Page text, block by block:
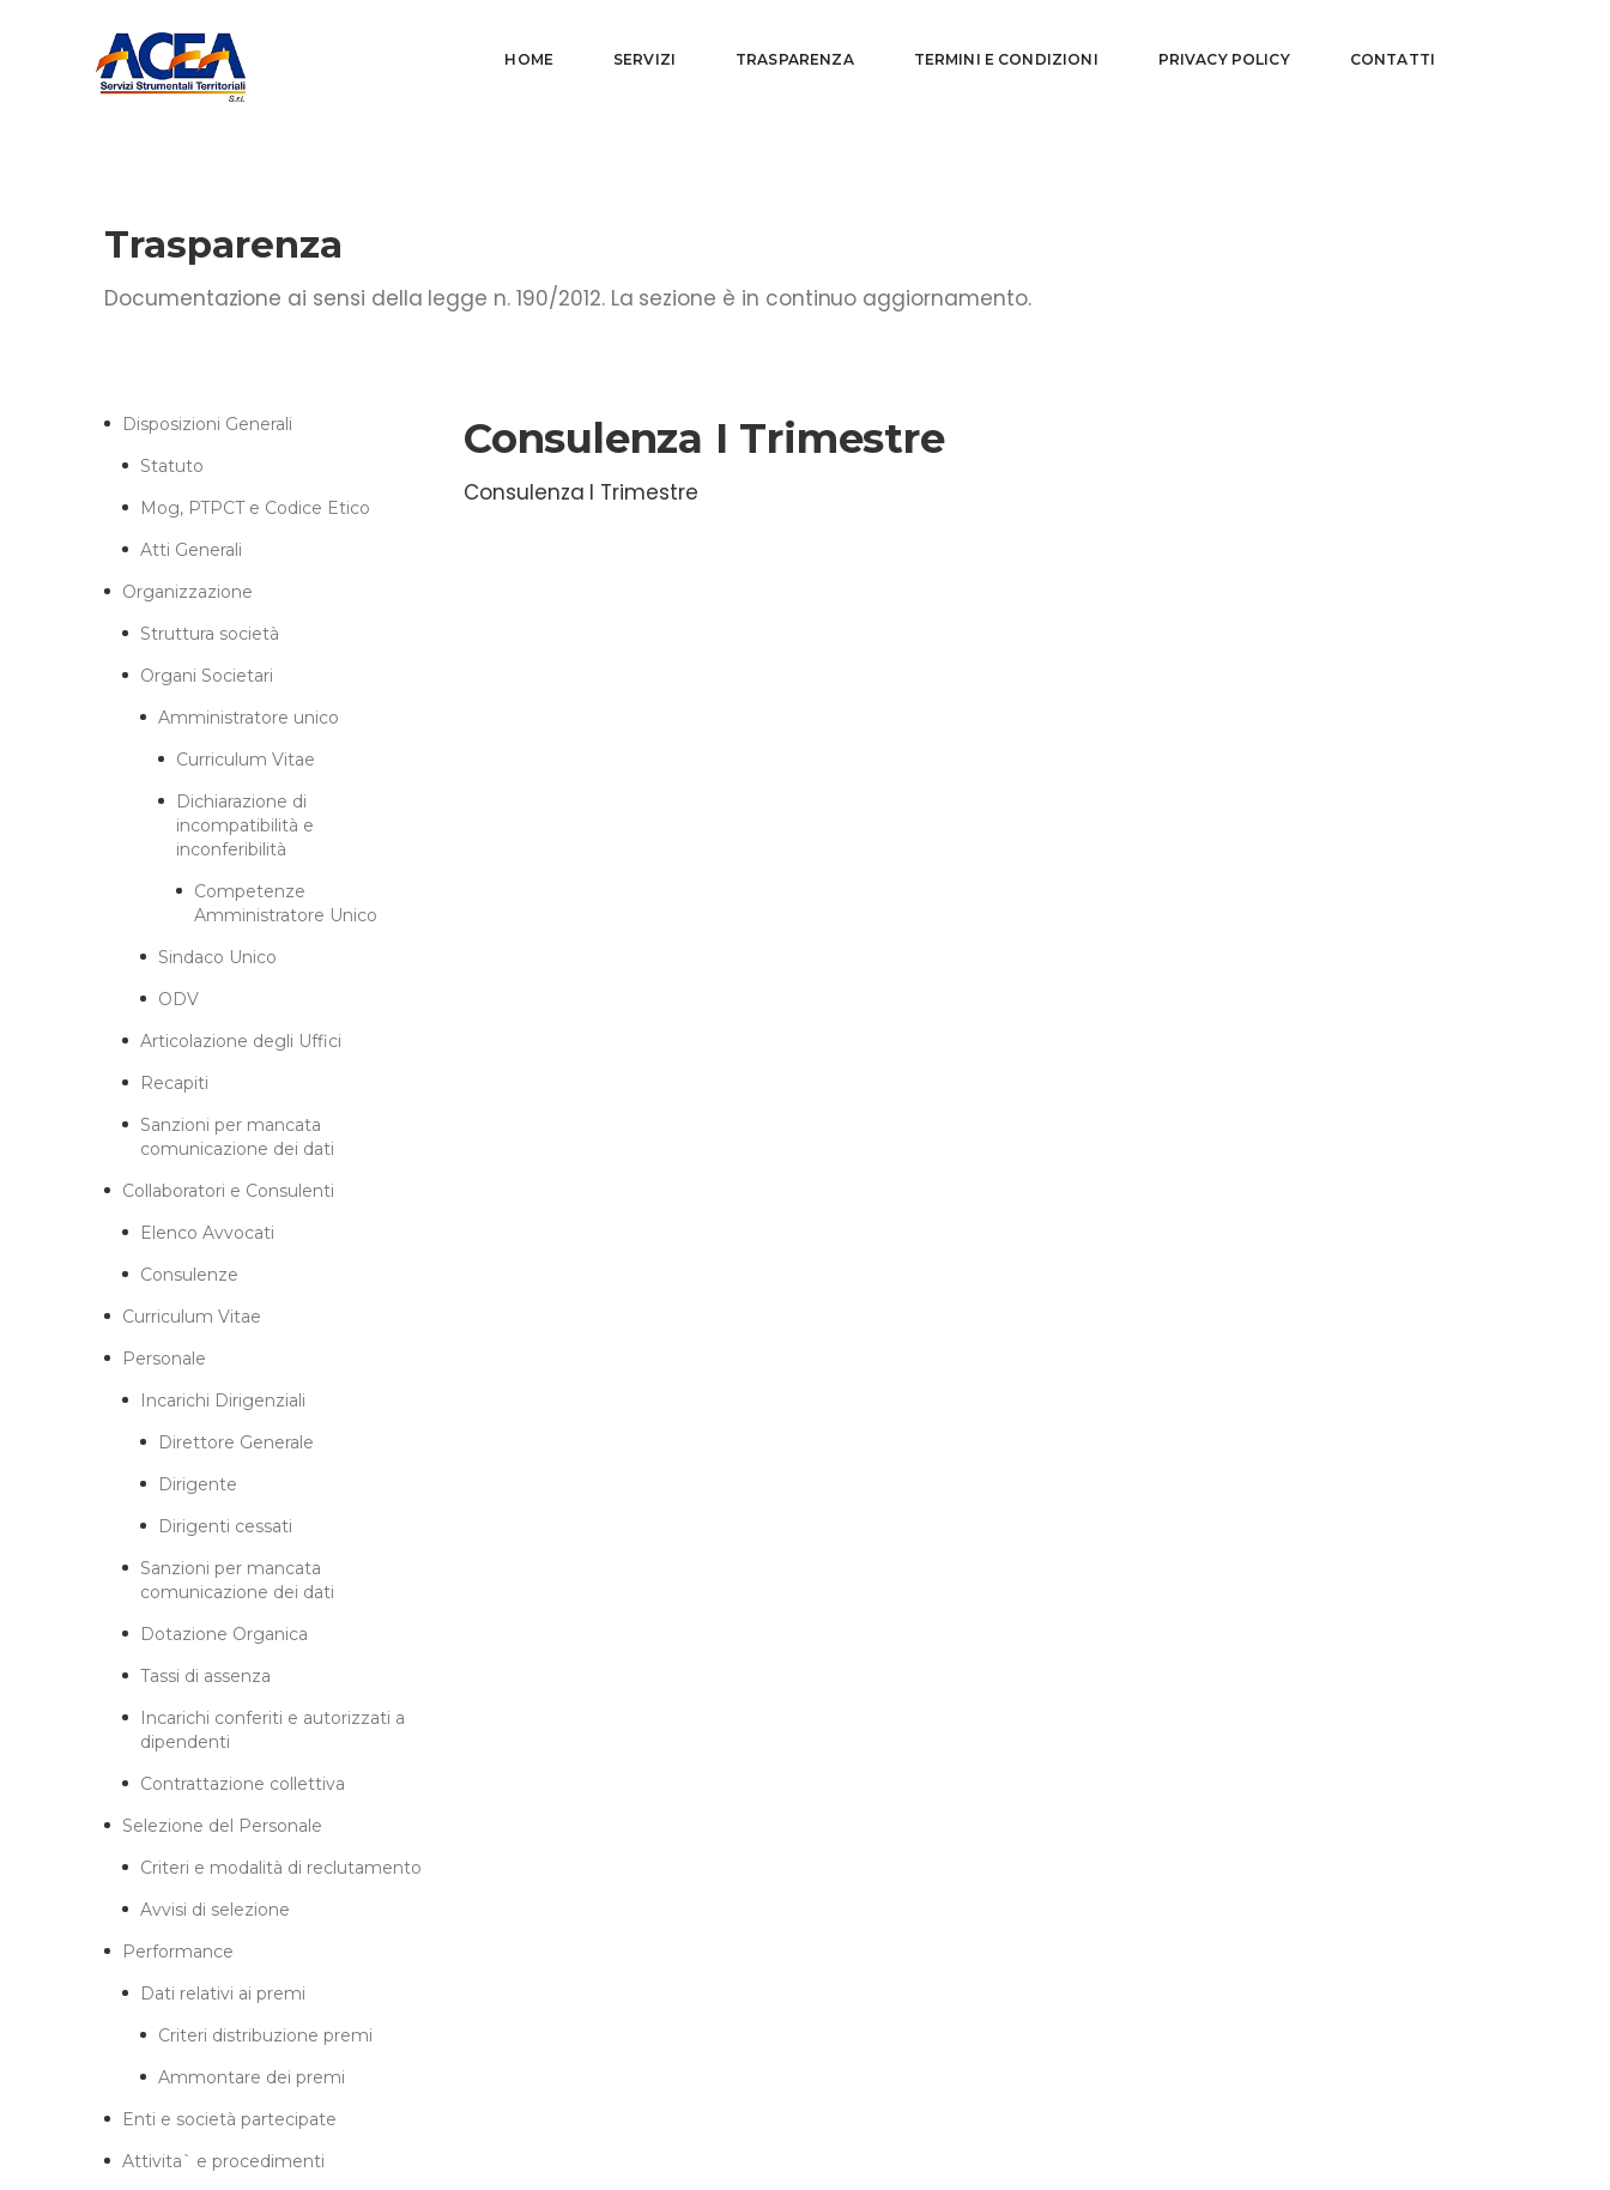
HOME SERVIZI TRASPARENZA TERMINI E CONDIZIONI PRIVACY POLICY CONTATTI
Trasparenza
Documentazione ai sensi della legge n. 190/2012. La sezione è in continuo aggiornamento.
Disposizioni Generali
Statuto
Mog, PTPCT e Codice Etico
Atti Generali
Organizzazione
Struttura società
Organi Societari
Amministratore unico
Curriculum Vitae
Dichiarazione di
incompatibilità e
inconferibilità
Competenze
Amministratore Unico
Sindaco Unico
ODV
Articolazione degli Uffici
Recapiti
Sanzioni per mancata
comunicazione dei dati
Collaboratori e Consulenti
Elenco Avvocati
Consulenze
Curriculum Vitae
Personale
Incarichi Dirigenziali
Direttore Generale
Dirigente
Dirigenti cessati
Sanzioni per mancata
comunicazione dei dati
Dotazione Organica
Tassi di assenza
Incarichi conferiti e autorizzati a
dipendenti
Contrattazione collettiva
Selezione del Personale
Criteri e modalità di reclutamento
Avvisi di selezione
Performance
Dati relativi ai premi
Criteri distribuzione premi
Ammontare dei premi
Enti e società partecipate
Attivita` e procedimenti
Consulenza I Trimestre
Consulenza I Trimestre